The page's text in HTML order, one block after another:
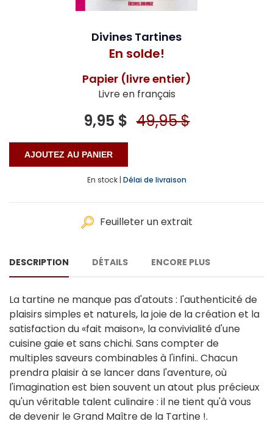
Divines Tartines
En solde!
Papier (livre entier)
Livre en français
9,95 $ 49,95 $
En stock | Délai de livraison
Feuilleter un extrait
DESCRIPTION DÉTAILS ENCORE PLUS
La tartine ne manque pas d'atouts : l'authenticité de
plaisirs simples et naturels, la joie de la création et la
satisfaction du «fait maison», la convivialité d'une
cuisine gaie et sans chichi. Sans compter de
multiples saveurs combinables à l'infini.. Chacun
prendra plaisir à se lancer dans l'aventure, où
l'imagination est bien souvent un atout plus précieux
qu'un véritable talent culinaire : il ne tient qu'à vous
de devenir le Grand Maître de la Tartine !.